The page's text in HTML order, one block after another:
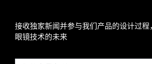
接收独家新闻并参与我们产品的设计过
眼镜技术的未来